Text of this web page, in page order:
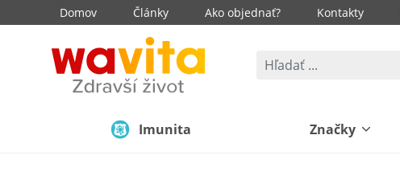
Domov Články Ako objednať? Kontakty
Imunita Značky